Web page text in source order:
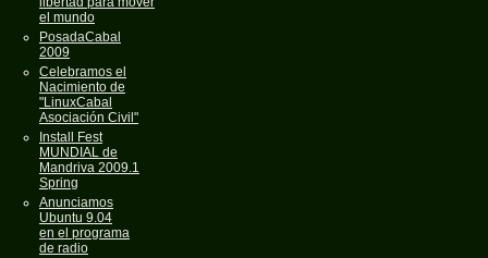
el mundo
PosadaCabal
2009
Celebramos el
Nacimiento de
"LinuxCabal
Asociación Civil"
Install Fest
MUNDIAL de
Mandriva 2009.1
Spring
Anunciamos
Ubuntu 9.04
en el programa
de radio